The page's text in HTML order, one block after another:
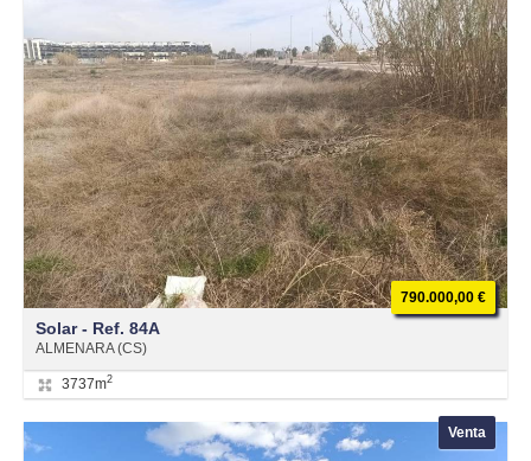
790.000,00 €
Solar - Ref. 84A
ALMENARA (CS)
3737m2
Venta